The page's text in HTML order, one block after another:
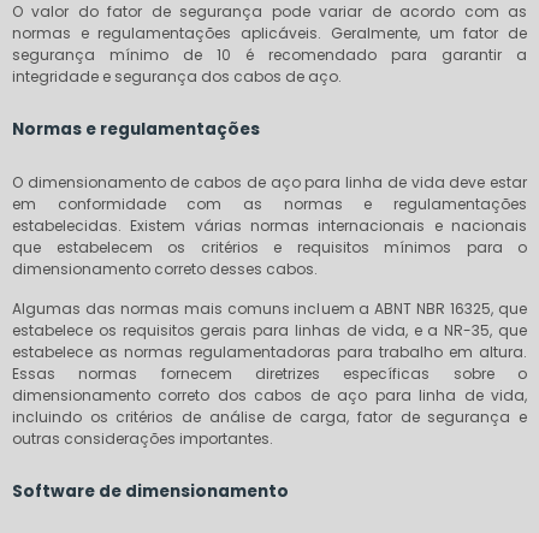
O valor do fator de segurança pode variar de acordo com as
normas e regulamentações aplicáveis. Geralmente, um fator de
segurança mínimo de 10 é recomendado para garantir a
integridade e segurança dos cabos de aço.
Normas e regulamentações
O dimensionamento de cabos de aço para linha de vida deve estar
em conformidade com as normas e regulamentações
estabelecidas. Existem várias normas internacionais e nacionais
que estabelecem os critérios e requisitos mínimos para o
dimensionamento correto desses cabos.
Algumas das normas mais comuns incluem a ABNT NBR 16325, que
estabelece os requisitos gerais para linhas de vida, e a NR-35, que
estabelece as normas regulamentadoras para trabalho em altura.
Essas normas fornecem diretrizes específicas sobre o
dimensionamento correto dos cabos de aço para linha de vida,
incluindo os critérios de análise de carga, fator de segurança e
outras considerações importantes.
Software de dimensionamento